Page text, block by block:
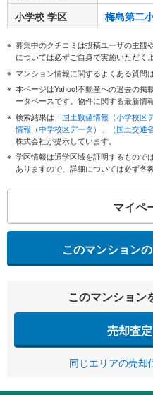
小学校 学区
梅島第二
募集中のクチコミは投稿ユーザの主観
については必ずご自身で実施いただく
マンション情報に関するよくある質問
本ページはYahoo!不動産への過去の掲
ータベースです。物件に関する最新情
検索結果は 「国土数値情報（小学校区
情報（中学校区データ）」（国土交通省
株式会社が提示しています。
学区情報は通学区域を証明するもので
ありますので、詳細については必ず各
マイペ
このマンション
このマンション
売却査
同じエリアの売却